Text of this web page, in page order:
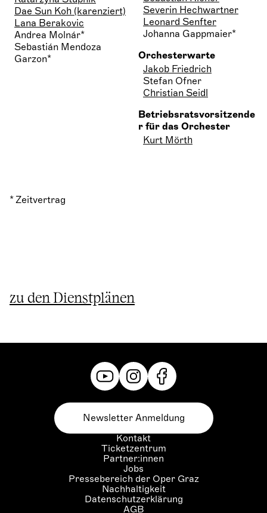
Dae Sun Koh (karenziert)
Lana Berakovic
Andrea Molnár*
Sebastián Mendoza
Garzon*
Severin Hechwartner
Leonard Senfter
Johanna Gappmaier*
Orchesterwarte
Jakob Friedrich
Stefan Ofner
Christian Seidl
Betriebsratsvorsitzende
r für das Orchester
Kurt Mörth
* Zeitvertrag
zu den Dienstplänen
Kontakt
Ticketzentrum
Partner:innen
Jobs
Pressebereich der Oper Graz
Nachhaltigkeit
Datenschutzerklärung
AGB
Newsletter Anmeldung